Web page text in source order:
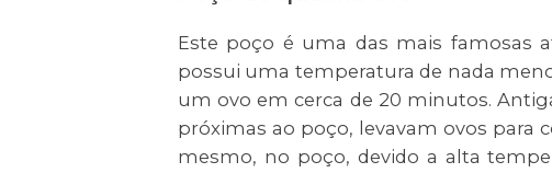
Este poço é uma das mais famosas
possui uma temperatura de nada
um ovo em cerca de 20 minutos.
próximas ao poço, levavam ovos para
mesmo, no poço, devido a alta